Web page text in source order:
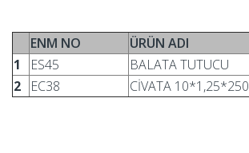
ENM NO
ÜRÜN ADI
1
ES45
BALATA TUTUCU
2
EC38 CİVATA 10*1,25*250